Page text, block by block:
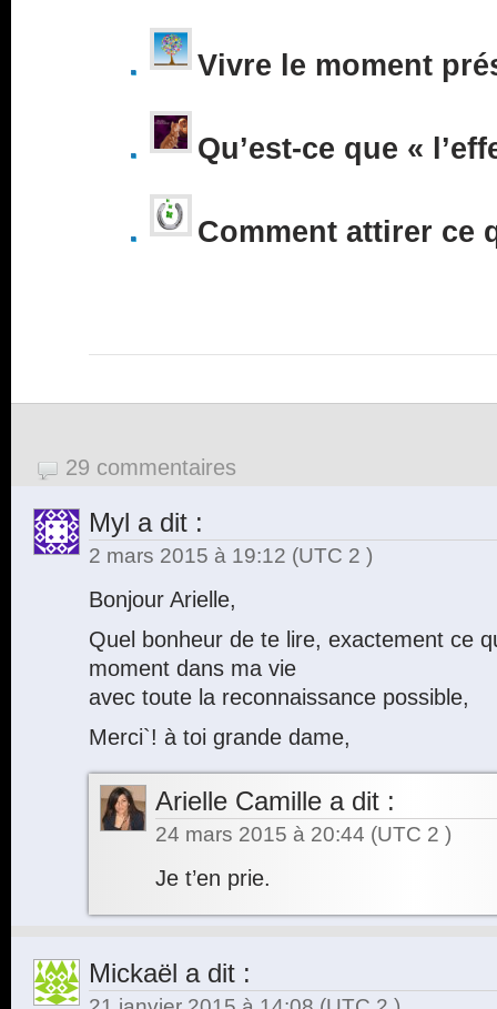
Vivre le moment
Qu’est-ce que «
Comment attirer ce
29 commentaires
Myl a dit :
2 mars 2015 à 19:12 (UTC 2 )
Bonjour Arielle,
Quel bonheur de te lire, exactement ce
moment dans ma vie
avec toute la reconnaissance possible,
Merci`! à toi grande dame,
Arielle Camille a dit :
24 mars 2015 à 20:44 (UTC 2 )
Je t’en prie.
Mickaël a dit :